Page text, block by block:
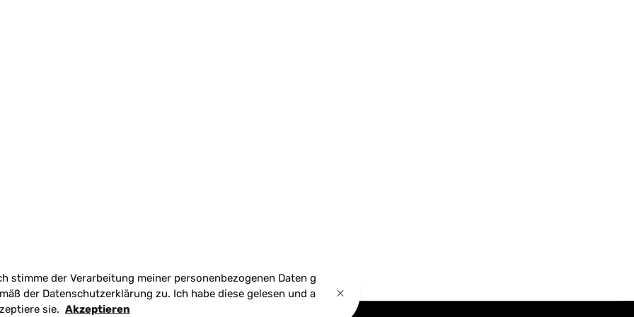
stimme der Verarbeitung meiner personenbezogenen Daten g
der Datenschutzerklärung zu. Ich habe diese gelesen und a
sie. Akzeptieren